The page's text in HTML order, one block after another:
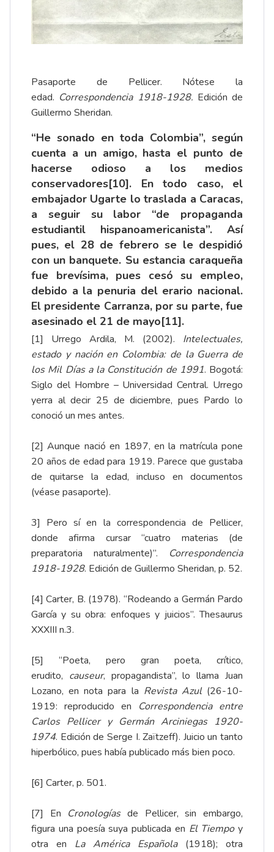
Pasaporte de Pellicer. Nótese la
edad. Correspondencia 1918-1928. Edición de
Guillermo Sheridan.
“He sonado en toda Colombia”, según
cuenta a un amigo, hasta el punto de
hacerse odioso a los medios
conservadores[10]. En todo caso, el
embajador Ugarte lo traslada a Caracas,
a seguir su labor “de propaganda
estudiantil hispanoamericanista”. Así
pues, el 28 de febrero se le despidió
con un banquete. Su estancia caraqueña
fue brevísima, pues cesó su empleo,
debido a la penuria del erario nacional.
El presidente Carranza, por su parte, fue
asesinado el 21 de mayo[11].
[1] Urrego Ardila, M. (2002). Intelectuales,
estado y nación en Colombia: de la Guerra de
los Mil Días a la Constitución de 1991. Bogotá:
Siglo del Hombre – Universidad Central. Urrego
yerra al decir 25 de diciembre, pues Pardo lo
conoció un mes antes.
[2] Aunque nació en 1897, en la matrícula pone
20 años de edad para 1919. Parece que gustaba
de quitarse la edad, incluso en documentos
(véase pasaporte).
3] Pero sí en la correspondencia de Pellicer,
donde afirma cursar “cuatro materias (de
preparatoria naturalmente)”. Correspondencia
1918-1928. Edición de Guillermo Sheridan, p. 52.
[4] Carter, B. (1978). “Rodeando a Germán Pardo
García y su obra: enfoques y juicios”. Thesaurus
XXXIII n.3.
[5] “Poeta, pero gran poeta, crítico,
erudito, causeur, propagandista”, lo llama Juan
Lozano, en nota para la Revista Azul(26-10-
1919: reproducido en Correspondencia entre
Carlos Pellicer y Germán Arciniegas 1920-
1974. Edición de Serge I. Zaïtzeff). Juicio un tanto
hiperbólico, pues había publicado más bien poco.
[6] Carter, p. 501.
[7] En Cronologíasde Pellicer, sin embargo,
figura una poesía suya publicada en El Tiempo y
otra en La América Española(1918); otra